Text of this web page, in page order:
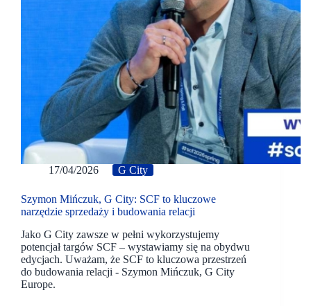
17/04/2026 G City
Szymon Mińczuk, G City: SCF to kluczowe
narzędzie sprzedaży i budowania relacji
Jako G City zawsze w pełni wykorzystujemy
potencjał targów SCF – wystawiamy się na obydwu
edycjach. Uważam, że SCF to kluczowa przestrzeń
do budowania relacji - Szymon Mińczuk, G City
Europe.